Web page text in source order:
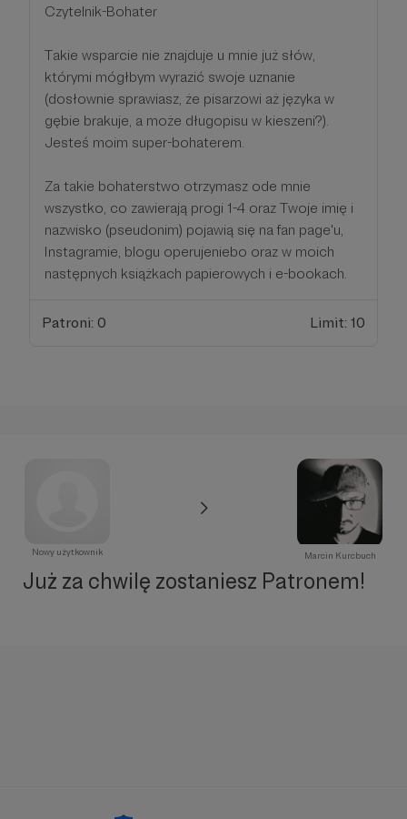
Czytelnik-Bohater
Takie wsparcie nie znajduje u mnie już słów,
którymi mógłbym wyrazić swoje uznanie
(dosłownie sprawiasz, że pisarzowi aż języka w
gębie brakuje, a może długopisu w kieszeni?).
Jesteś moim super-bohaterem.
Za takie bohaterstwo otrzymasz ode mnie
wszystko, co zawierają progi 1-4 oraz Twoje imię i
nazwisko (pseudonim) pojawią się na fan page'u,
Instagramie, blogu operujeniebo oraz w moich
następnych książkach papierowych i e-bookach.
Patroni: 0 Limit: 10
Nowy użytkownik Marcin Kurcbuch
Już za chwilę zostaniesz Patronem!